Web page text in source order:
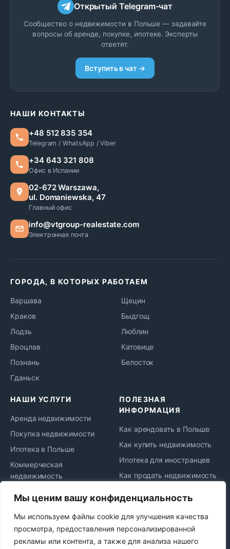
Мы ценим вашу конфиденциальность
Мы используем файлы cookie для улучшения качества
просмотра, предоставления персонализированной
рекламы или контента, а также для анализа нашего
Открытый Telegram-чат
Сообщество о недвижимости в Польше — задавайте
вопросы об аренде, покупке, ипотеке. Эксперты
ответят.
Вступить в чат →
НАШИ КОНТАКТЫ
+48 512 835 354
Telegram / WhatsApp / Viber
+34 643 321 808
Офис в Испании
02-672 Warszawa,
ul. Domaniewska, 47
Главный офис
info@vtgroup-realestate.com
Электронная почта
ГОРОДА, В КОТОРЫХ РАБОТАЕМ
Варшава
Краков
Лодзь
Вроцлав
Познань
Гданьск
Щецин
Быдгощ
Люблин
Катовице
Белосток
НАШИ УСЛУГИ
Аренда недвижимости
Покупка недвижимости
Ипотека в Польше
Коммерческая
недвижимость
сопровождение
Сдача в аренду
Продажа недвижимости
ПОЛЕЗНАЯ
ИНФОРМАЦИЯ
Как арендовать в Польше
Как купить недвижимость
Ипотека для иностранцев
Как продать недвижимость
Новости рынка
Политика
конфиденциальности